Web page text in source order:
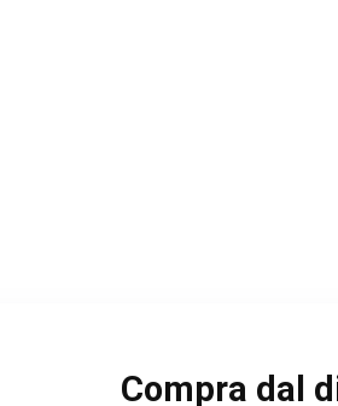
Compra dal